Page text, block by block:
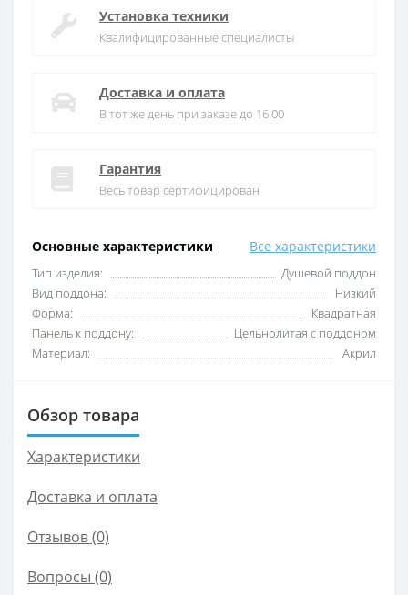
Основные характеристики Все характеристики
Тип изделия:
Душевой поддон
Вид поддона:
Низкий
Форма:
Квадратная
Панель к поддону:
Цельнолитая с поддоном
Материал:
Акрил
Установка техники
Квалифицированные специалисты
Доставка и оплата
В тот же день при заказе до 16:00
Гарантия
Весь товар сертифицирован
Обзор товара
Характеристики
Доставка и оплата
Отзывов (0)
Вопросы (0)